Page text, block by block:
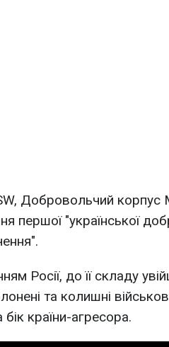
Добровольчий
першої "української
Росії, до її складу
та колишні
країни-агресора.